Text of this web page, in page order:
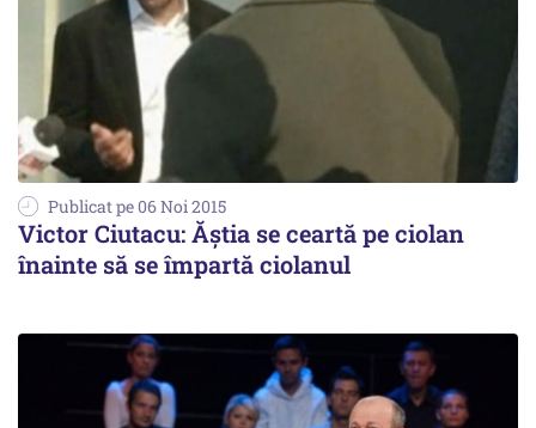
Publicat pe 06 Noi 2015
Victor Ciutacu: Ăștia se ceartă pe ciolan
înainte să se împartă ciolanul